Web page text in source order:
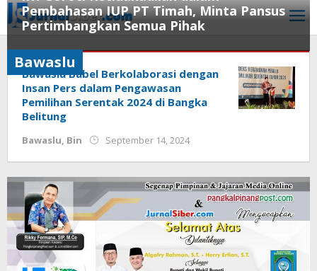
Skip
to
content
Pembahasan IUP PT Timah, Minta Pansus
Pertimbangkan Semua Pihak
Bawaslu
October
21,
2024
Jurnalsiber
Bawaslu
Bawaslu Babel Berkolaborasi dengan
Insan Pers dalam Pengawasan
Pemilihan Serentak 2024 di Bangka
Belitung
Bawaslu, Bin September 14, 2024